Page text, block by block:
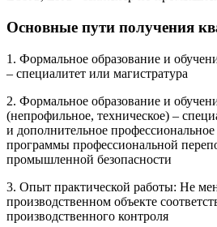
Основные пути получения
1. Формальное образование и
– специалитет или магистратура
2. Формальное образование и
(непрофильное, техническое) –
и дополнительное профессиональное
программы профессиональной
промышленной безопасности
3. Опыт практической работы: Не
производственном объекте
производственного контроля